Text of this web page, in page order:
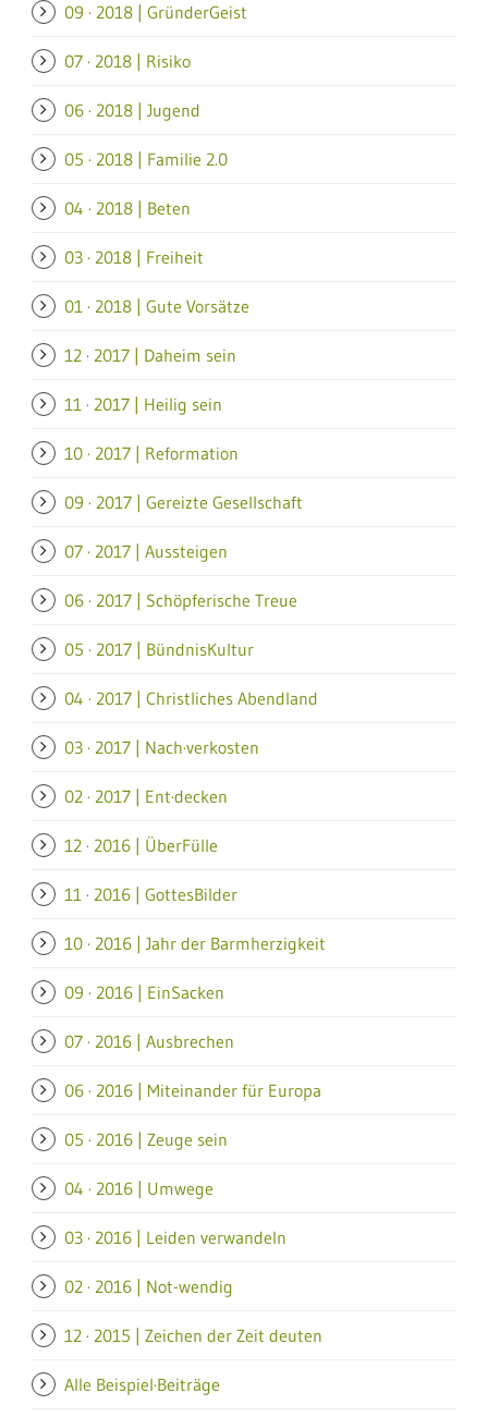
09 · 2018 | GründerGeist
07 · 2018 | Risiko
06 · 2018 | Jugend
05 · 2018 | Familie 2.0
04 · 2018 | Beten
03 · 2018 | Freiheit
01 · 2018 | Gute Vorsätze
12 · 2017 | Daheim sein
11 · 2017 | Heilig sein
10 · 2017 | Reformation
09 · 2017 | Gereizte Gesellschaft
07 · 2017 | Aussteigen
06 · 2017 | Schöpferische Treue
05 · 2017 | BündnisKultur
04 · 2017 | Christliches Abendland
03 · 2017 | Nach·verkosten
02 · 2017 | Ent·decken
12 · 2016 | ÜberFülle
11 · 2016 | GottesBilder
10 · 2016 | Jahr der Barmherzigkeit
09 · 2016 | EinSacken
07 · 2016 | Ausbrechen
06 · 2016 | Miteinander für Europa
05 · 2016 | Zeuge sein
04 · 2016 | Umwege
03 · 2016 | Leiden verwandeln
02 · 2016 | Not-wendig
12 · 2015 | Zeichen der Zeit deuten
Alle Beispiel·Beiträge